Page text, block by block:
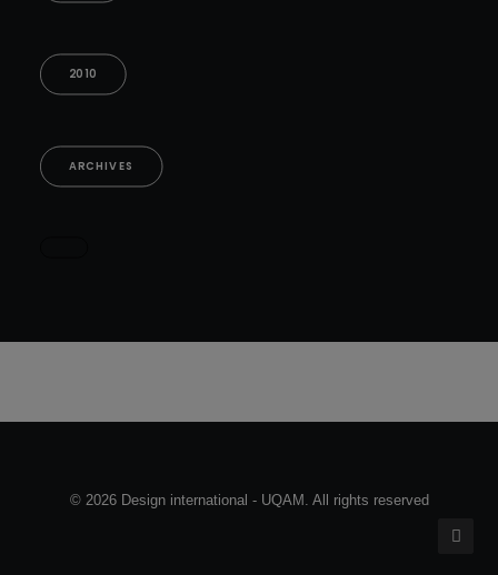
2010
ARCHIVES
© 2026 Design international - UQAM. All rights reserved